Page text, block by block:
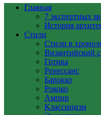
Главная
7 экспертных
История
Стили
Стили в
Византийский
Готика
Ренессанс
Барокко
Рококо
Ампир
Классицизм